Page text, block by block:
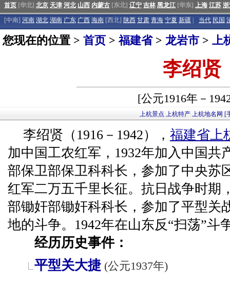
首页 [华北] 北京 天津 河北 山西 内蒙古 [东北] 辽宁 吉林 黑龙江 [华东] 上海 江苏
[中南] 河南 湖北 湖南 广东 广西 海南 [西北] 陕西 甘肃 青海 宁夏 新疆 当代 民国
您现在的位置 > 首页 >福建省> 龙岩市 > 上
李绍贤
[公元1916年－
上杭景点 上杭特产 上杭地名网 [
李绍贤（1916－1942）， 福建省上
加中国工农红军，1932年加入中国共
部保卫部保卫科科长，参加了中央苏
红军二万五千里长征。抗日战争时期
部锄奸部锄奸科科长，参加了平型关
地的斗争。1942年在山东反“扫荡”斗
经历历史事件：
平型关大捷 (公元1937年)